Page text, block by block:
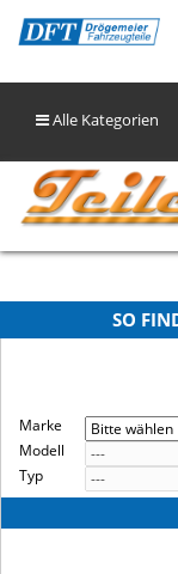
Alle Kategorien
SO
Marke
Modell
Typ